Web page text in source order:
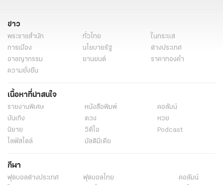
ข่าว
พระราชสำนัก ทั่วไทย
ในกระแส
การเมือง
นโยบายรัฐ
ต่างประเทศ
อาชญากรรม
ยานยนต์
ราคาทองคำ
ความยั่งยืน
เนื้อหาที่น่าสนใจ
รายงานพิเศษ หนังสือพิมพ์
คอลัมน์
บันเทิง
ดวง
หวย
นิยาย
วิดีโอ
Podcast
ไลฟ์สไตล์
มัลติมีเดีย
กีฬา
ฟุตบอลต่่างประเทศ ฟุตบอลไทย
คอลัมน์